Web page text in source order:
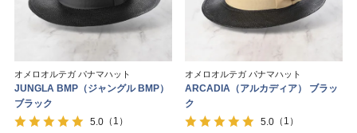
オメロオルテガ パナマハット
JUNGLA BMP（ジャングル BMP）
ブラック
5.0 （1）
オメロオルテガ パナマハット
ARCADIA（アルカディア） ブラッ
ク
5.0 （1）